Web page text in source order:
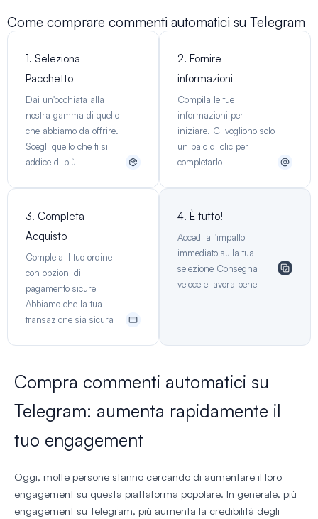
Come comprare commenti automatici su Telegram
1. Seleziona
Pacchetto
Dai un'occhiata alla
nostra gamma di quello
che abbiamo da offrire.
Scegli quello che ti si
addice di più
2. Fornire
informazioni
Compila le tue
informazioni per
iniziare. Ci vogliono solo
un paio di clic per
completarlo
3. Completa
Acquisto
Completa il tuo ordine
con opzioni di
pagamento sicure
Abbiamo che la tua
transazione sia sicura
4. È tutto!
Accedi all'impatto
immediato sulla tua
selezione Consegna
veloce e lavora bene
Compra commenti automatici su
Telegram: aumenta rapidamente il
tuo engagement
Oggi, molte persone stanno cercando di aumentare il loro
engagement su questa piattaforma popolare. In generale, più
engagement su Telegram, più aumenta la credibilità degli